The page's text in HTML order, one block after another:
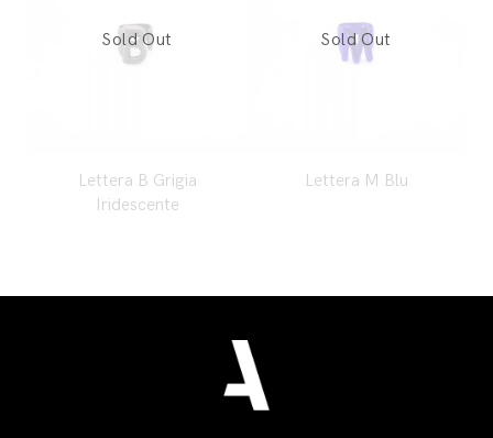
Lettera B Grigia
Iridescente
Lettera M Blu